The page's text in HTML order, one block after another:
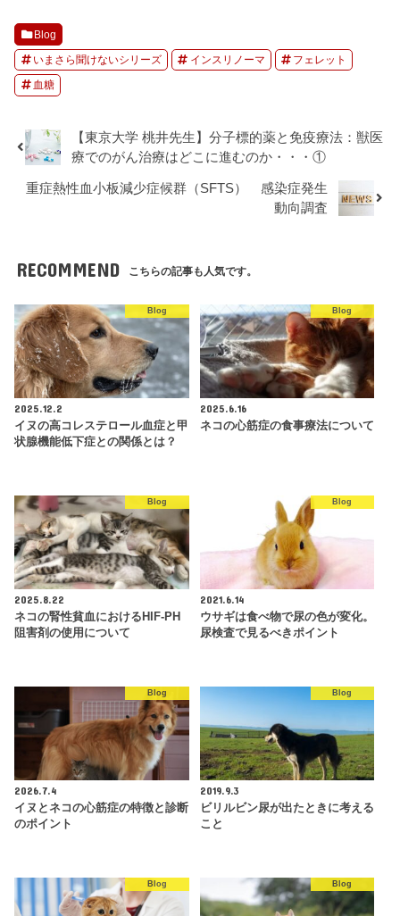
Blog
いまさら聞けないシリーズ インスリノーマ フェレット
血糖
【東京大学 桃井先生】分子標的薬と免疫療法：獣医
療でのがん治療はどこに進むのか・・・①
重症熱性血小板減少症候群（SFTS） 感染症発生
動向調査
RECOMMEND こちらの記事も人気です。
Blog
2025.12.2
イヌの高コレステロール血症と甲
状腺機能低下症との関係とは？
Blog
2025.6.16
ネコの心筋症の食事療法について
Blog
2025.8.22
ネコの腎性貧血におけるHIF-PH
阻害剤の使用について
Blog
2021.6.14
ウサギは食べ物で尿の色が変化。
尿検査で見るべきポイント
Blog
2026.7.4
イヌとネコの心筋症の特徴と診断
のポイント
Blog
2019.9.3
ビリルビン尿が出たときに考える
こと
Blog Blog